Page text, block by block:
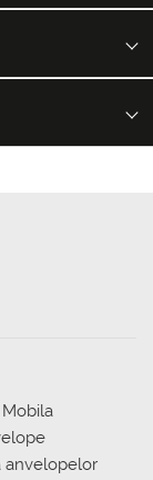
anvelopelor